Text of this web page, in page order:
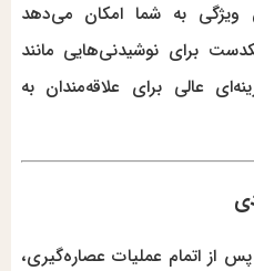
این ویژگی به شما امکان می‌دهد
برای نوشیدنی‌هایی مانند
عالی برای علاقه‌مندان به
از اتمام عملیات عصاره‌گیری،